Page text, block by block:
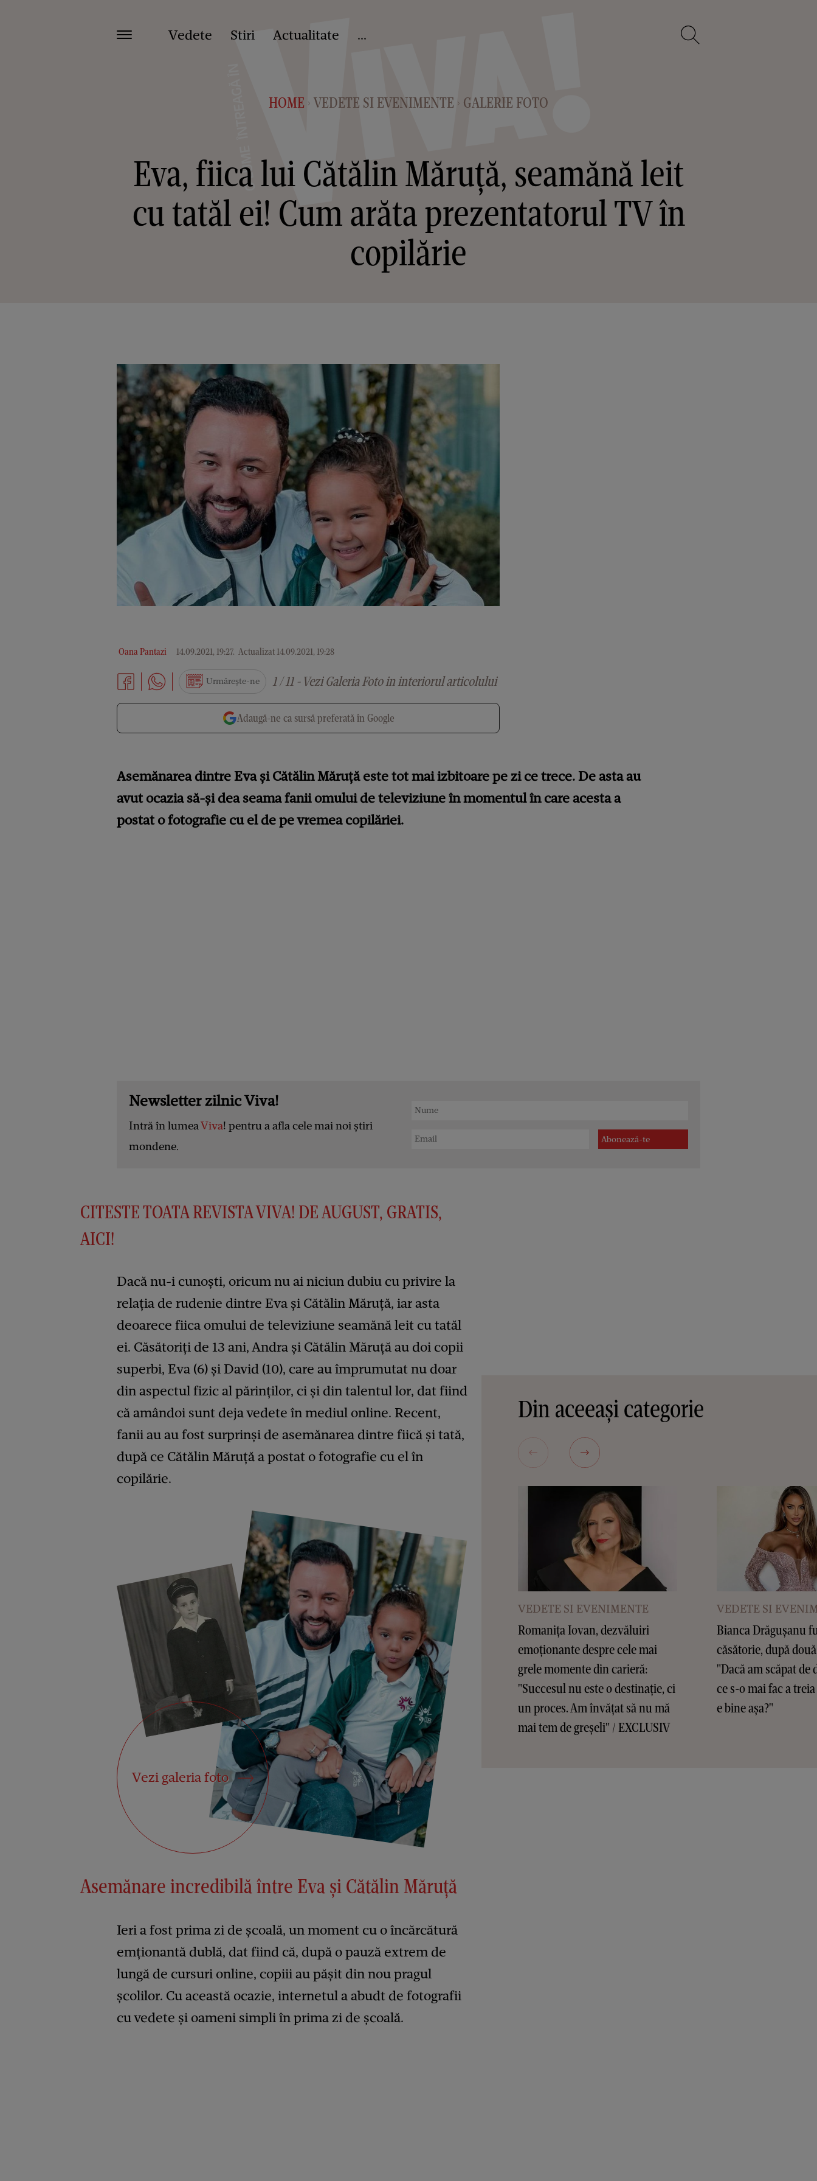
Vedete Stiri Actualitate ...
HOME > VEDETE SI EVENIMENTE > GALERIE FOTO
Eva, fiica lui Cătălin Măruță, seamănă leit
cu tatăl ei! Cum arăta prezentatorul TV în
copilărie
Oana Pantazi 14.09.2021, 19:27. Actualizat 14.09.2021, 19:28
Urmărește-ne 1 / 11 - Vezi Galeria Foto in interiorul articolului
Adaugă-ne ca sursă preferată în Google
Asemănarea dintre Eva și Cătălin Măruță este tot mai izbitoare pe zi ce trece. De asta au
avut ocazia să-și dea seama fanii omului de televiziune în momentul în care acesta a
postat o fotografie cu el de pe vremea copilăriei.
Newsletter zilnic Viva!
Intră în lumeaViva! pentru a afla cele mai noi știri
mondene.
CITESTE TOATA REVISTA VIVA! DE AUGUST, GRATIS,
AICI!
Dacă nu-i cunoști, oricum nu ai niciun dubiu cu privire la
relația de rudenie dintre Eva și Cătălin Măruță, iar asta
deoarece fiica omului de televiziune seamănă leit cu tatăl
ei. Căsătoriți de 13 ani, Andra și Cătălin Măruță au doi copii
superbi, Eva (6) și David (10), care au împrumutat nu doar
din aspectul fizic al părinților, ci și din talentul lor, dat fiind
că amândoi sunt deja vedete în mediul online. Recent,
fanii au au fost surprinși de asemănarea dintre fiică și tată,
după ce Cătălin Măruță a postat o fotografie cu el în
copilărie.
Vezi galeria foto
Asemănare incredibilă între Eva și Cătălin Măruță
Ieri a fost prima zi de școală, un moment cu o încărcătură
emționantă dublă, dat fiind că, după o pauză extrem de
lungă de cursuri online, copiii au pășit din nou pragul
școlilor. Cu această ocazie, internetul a abudt de fotografii
cu vedete și oameni simpli în prima zi de școală.
Din aceeași categorie
VEDETE SI EVENIMENTE
Romanița Iovan, dezvăluiri
emoționante despre cele mai
grele momente din carieră:
"Succesul nu este o destinație, ci
un proces. Am învățat să nu mă
mai tem de greșeli" / EXCLUSIV
VEDETE SI
Bianca Drăgușanu
căsătorie, după
"Dacă am scăpat de
ce s-o mai fac a
e bine așa?"